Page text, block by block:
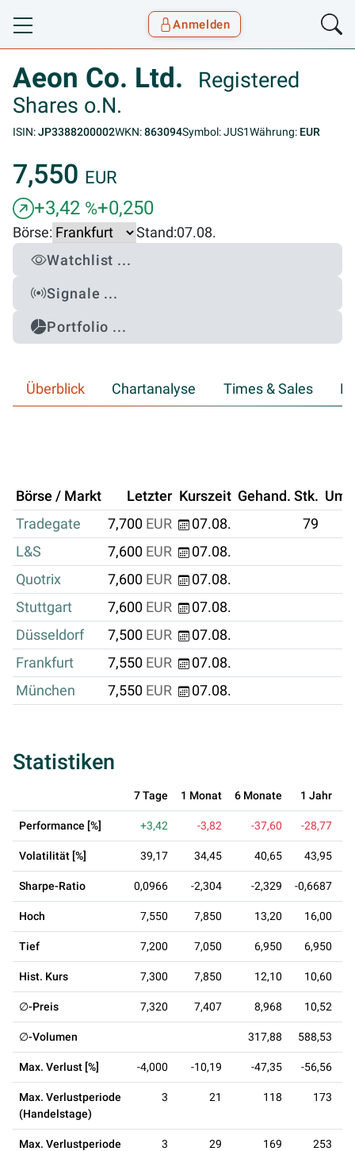
Toggle navigation
Anmelden
Aeon Co. Ltd.
Registered
Shares o.N.
ISIN:JP3388200002WKN:863094Symbol: JUS1Währung: EUR
7,550 EUR
+3,42 %+0,250
Börse: Stand:07.08.
Watchlist ...
Signale ...
Portfolio ...
Überblick Chartanalyse Times & Sales
Börse / Markt Letzter Kurszeit Gehand. Stk.
Tradegate
7,700 EUR 07.08.
79
L&S
7,600 EUR
07.08.
Quotrix
7,600 EUR
07.08.
Stuttgart
7,600 EUR
07.08.
Düsseldorf
7,500 EUR
07.08.
Frankfurt
7,550 EUR
07.08.
München
7,550 EUR 07.08.
Statistiken
7 Tage 1 Monat 6 Monate 1 Jahr
Performance [%] +3,42 -3,82 -37,60 -28,77
Volatilität [%] 39,17 34,45 40,65 43,95
Sharpe-Ratio 0,0966 -2,304 -2,329 -0,6687
Hoch 7,550 7,850 13,20 16,00
Tief 7,200 7,050 6,950 6,950
Hist. Kurs 7,300 7,850 12,10 10,60
∅-Preis 7,320 7,407 8,968 10,52
∅-Volumen 317,88 588,53
Max. Verlust [%] -4,000 -10,19 -47,35 -56,56
Max. Verlustperiode
(Handelstage)
3 21 118 173
Max. Verlustperiode
3 29 169 253